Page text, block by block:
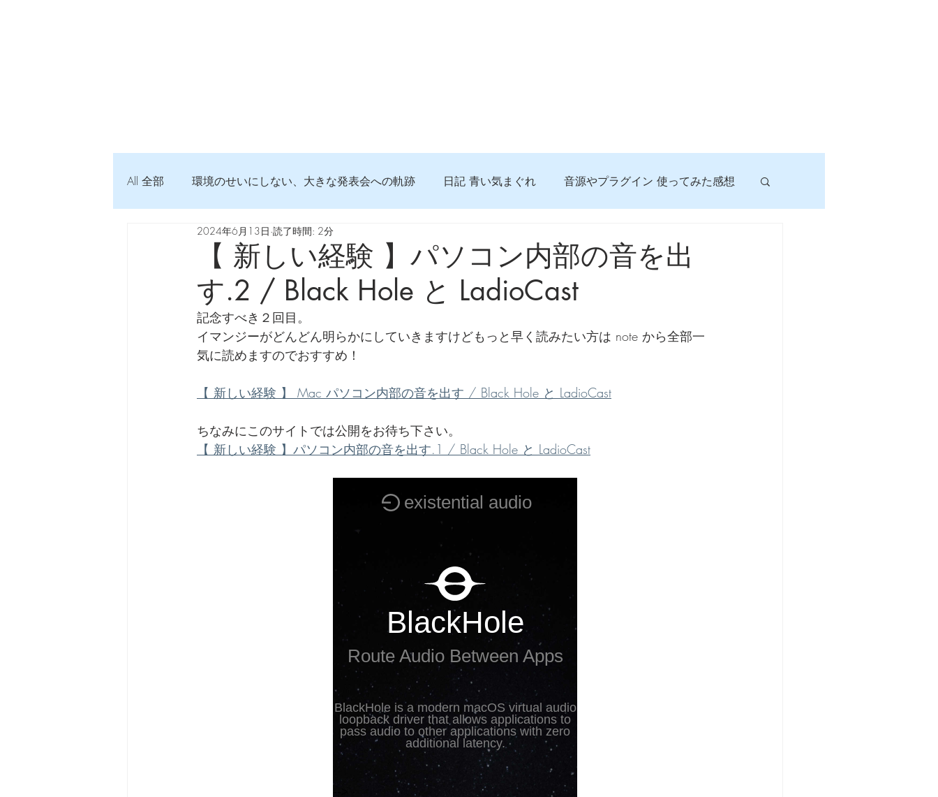
All 全部 環境のせいにしない、大きな発表会への軌跡 日記 青い気まぐれ 音源やプラグイン 使ってみた感想
弦交換の記録 DTM 始める 知っておきたいコト
Imanjy Studio 使われているモノ 食べんじーの美味しい記事 便利な経験、新しいコトに挑戦しよう
劇団 Avan 劇伴が出来るまでを追ったドキュメンタリー、二つの舞台裏
【 新しい経験 】パソコン内部の音を出
す.2 / Black Hole と LadioCast
2024年6月13日 読了時間: 2分
記念すべき２回目。
イマンジーがどんどん明らかにしていきますけどもっと早く読みたい方は note から全部一
気に読めますのでおすすめ！
【 新しい経験 】 Mac パソコン内部の音を出す / Black Hole と LadioCast
ちなみにこのサイトでは公開をお待ち下さい。
【 新しい経験 】パソコン内部の音を出す.1 / Black Hole と LadioCast